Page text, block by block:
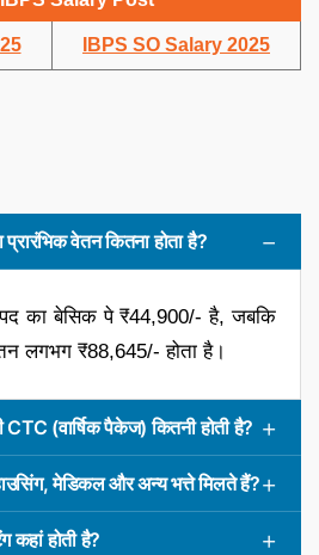
IBPS SO Salary 2025
वेतन कितना होता है?
का बेसिक पे ₹44,900/- है, जबकि
लगभग ₹88,645/- होता है।
(वार्षिक पैकेज) कितनी होती है?
मेडिकल और अन्य भत्ते मिलते हैं?
कहां होती है?